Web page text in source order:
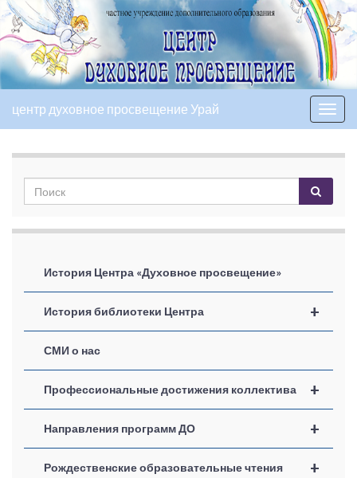
Вкл/
выкл
центр духовное просвещение Урай
История Центра «Духовное просвещение»
+
История библиотеки Центра
СМИ о нас
+
Профессиональные достижения коллектива
+
Направления программ ДО
+
Рождественские образовательные чтения